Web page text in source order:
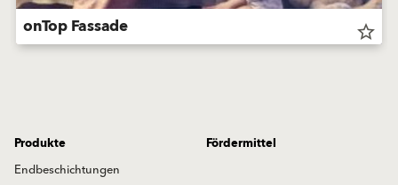
onTop Fassade star_border
Produkte
Endbeschichtungen
Fördermittel